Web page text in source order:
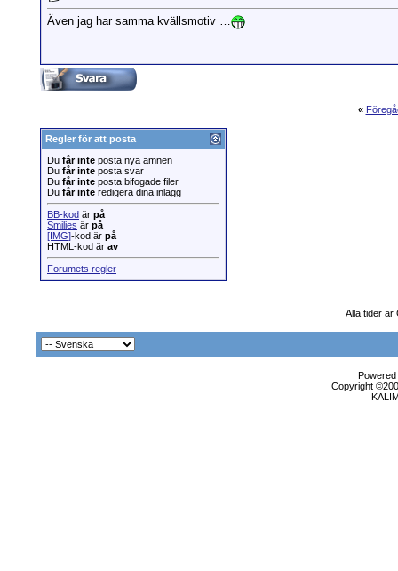
Även jag har samma kvällsmotiv …
«
Regler för att posta
Du får inte posta nya ämnen
Du får inte posta svar
Du får inte posta bifogade filer
Du får inte redigera dina inlägg
BB-kod är på
Smilies är på
[IMG]-kod är på
HTML-kod är av
Forumets regler
Alla tider är
Copyright